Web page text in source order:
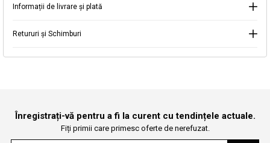
Informații de livrare și plată
Retururi și Schimburi
Înregistrați-vă pentru a fi la curent cu tendințele actuale.
Fiți primii care primesc oferte de nerefuzat.